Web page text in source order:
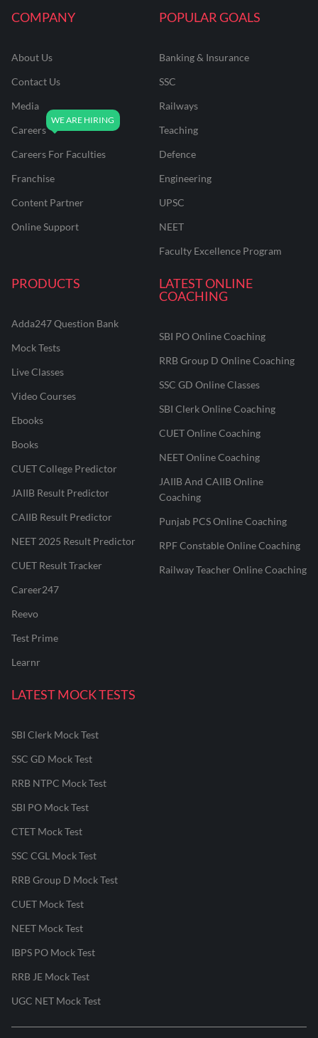
COMPANY
About Us
Contact Us
Media
Careers
Careers For Faculties
Franchise
Content Partner
Online Support
POPULAR GOALS
Banking & Insurance
SSC
Railways
Teaching
Defence
Engineering
UPSC
NEET
Faculty Excellence Program
PRODUCTS
Adda247 Question Bank
Mock Tests
Live Classes
Video Courses
Ebooks
Books
CUET College Predictor
JAIIB Result Predictor
CAIIB Result Predictor
NEET 2025 Result Predictor
CUET Result Tracker
Career247
Reevo
Test Prime
Learnr
LATEST ONLINE
COACHING
SBI PO Online Coaching
RRB Group D Online Coaching
SSC GD Online Classes
SBI Clerk Online Coaching
CUET Online Coaching
NEET Online Coaching
JAIIB And CAIIB Online
Coaching
Punjab PCS Online Coaching
RPF Constable Online Coaching
Railway Teacher Online Coaching
LATEST MOCK TESTS
SBI Clerk Mock Test
SSC GD Mock Test
RRB NTPC Mock Test
SBI PO Mock Test
CTET Mock Test
SSC CGL Mock Test
RRB Group D Mock Test
CUET Mock Test
NEET Mock Test
IBPS PO Mock Test
RRB JE Mock Test
UGC NET Mock Test